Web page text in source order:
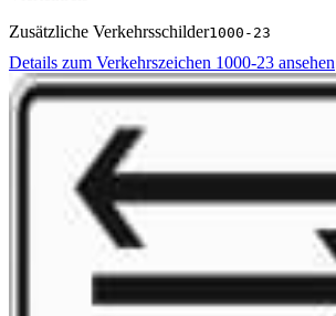
Zusätzliche Verkehrsschilder1000-23
Details zum Verkehrszeichen 1000-23 ansehen